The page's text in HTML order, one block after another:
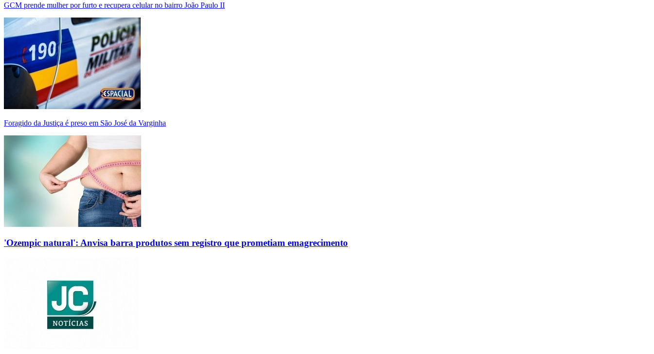
GCM prende mulher por furto e recupera celular no bairro João Paulo II
Foragido da Justiça é preso em São José da Varginha
'Ozempic natural': Anvisa barra produtos sem registro que prometiam emagrecimento